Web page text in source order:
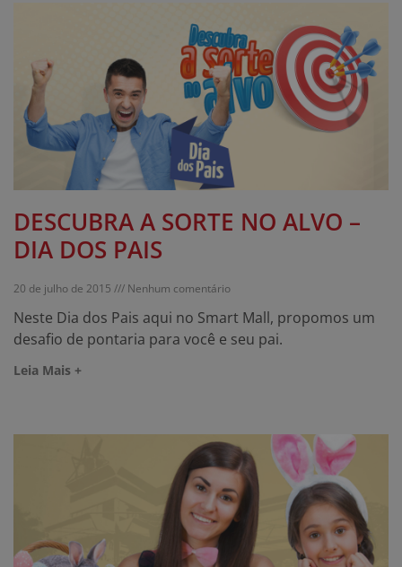
DESCUBRA A SORTE NO ALVO –
DIA DOS PAIS
20 de julho de 2015 Nenhum comentário
Neste Dia dos Pais aqui no Smart Mall, propomos um
desafio de pontaria para você e seu pai.
Leia Mais +